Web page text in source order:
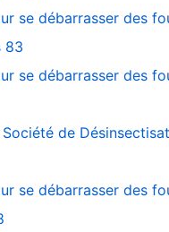
se débarrasser des
83
se débarrasser des
Société de
se débarrasser des